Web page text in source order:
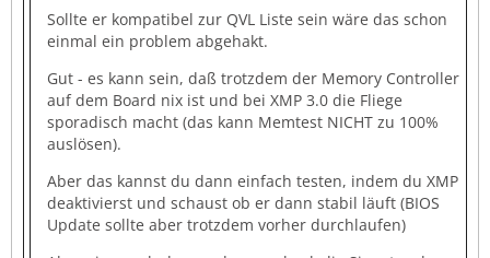
Sollte er kompatibel zur QVL Liste sein wäre das schon
einmal ein problem abgehakt.
Gut - es kann sein, daß trotzdem der Memory Controller
auf dem Board nix ist und bei XMP 3.0 die Fliege
sporadisch macht (das kann Memtest NICHT zu 100%
auslösen).
Aber das kannst du dann einfach testen, indem du XMP
deaktivierst und schaust ob er dann stabil läuft (BIOS
Update sollte aber trotzdem vorher durchlaufen)